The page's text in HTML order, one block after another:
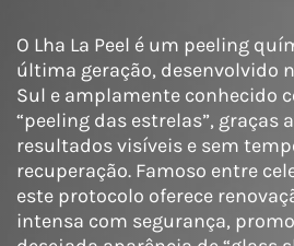
O Lha La Peel é um peeling
última geração, desenvolvido
Sul e amplamente conhecido
“peeling das estrelas”, graças
resultados visíveis e sem
recuperação. Famoso entre
este protocolo oferece
intensa com segurança,